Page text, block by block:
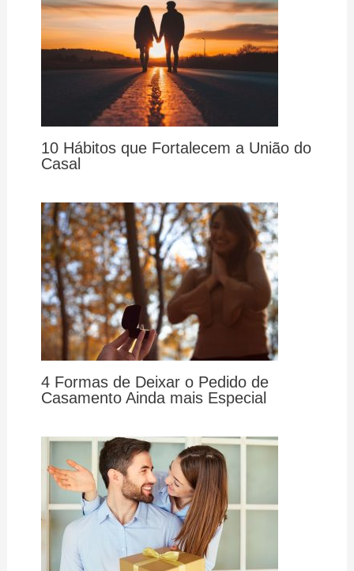
10 Hábitos que Fortalecem a União do
Casal
4 Formas de Deixar o Pedido de
Casamento Ainda mais Especial